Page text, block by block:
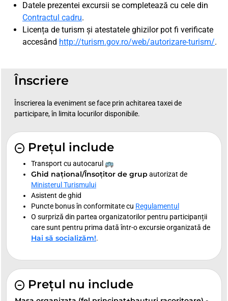
Datele prezentei excursii se completează cu cele din
Contractul cadru.
Licența de turism și atestatele ghizilor pot fi verificate
accesând http://turism.gov.ro/web/autorizare-turism/.
Înscriere
Înscrierea la eveniment se face prin achitarea taxei de
participare, în limita locurilor disponibile.
Prețul include
Transport cu autocarul 🚌
Ghid național/Însoțitor de grup autorizat de
Ministerul Turismului
Asistent de ghid
Puncte bonus în conformitate cu Regulamentul
O surpriză din partea organizatorilor pentru participanții
care sunt pentru prima dată într-o excursie organizată de
Hai să socializăm!.
Prețul nu include